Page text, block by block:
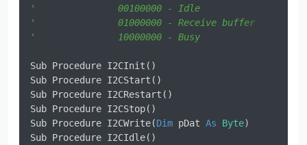
'               00100000 - Idle
'               01000000 - Receive buffer
'               10000000 - Busy
Sub Procedure I2CInit()
Sub Procedure I2CStart()
Sub Procedure I2CRestart()
Sub Procedure I2CStop()
Sub Procedure I2CWrite(Dim pDat As Byte)
Sub Procedure I2CIdle()